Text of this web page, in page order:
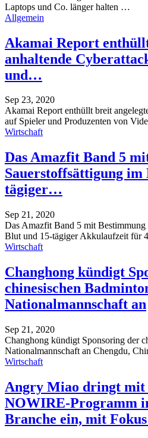
Laptops und Co. länger halten …
Allgemein
Akamai Report
anhaltende
und…
Sep 23, 2020
Akamai Report enthüllt breit
auf Spieler und Produzenten von
Wirtschaft
Das Amazfit Band 5
Sauerstoffsättigung im
tägiger…
Sep 21, 2020
Das Amazfit Band 5 mit Bestimmung
Blut und 15-tägiger Akkulaufzeit für
Wirtschaft
Changhong kündigt
chinesischen
Nationalmannschaft an
Sep 21, 2020
Changhong kündigt Sponsoring der
Nationalmannschaft an Chengdu,
Wirtschaft
Angry Miao dringt mit
NOWIRE-Programm
Branche ein, mit